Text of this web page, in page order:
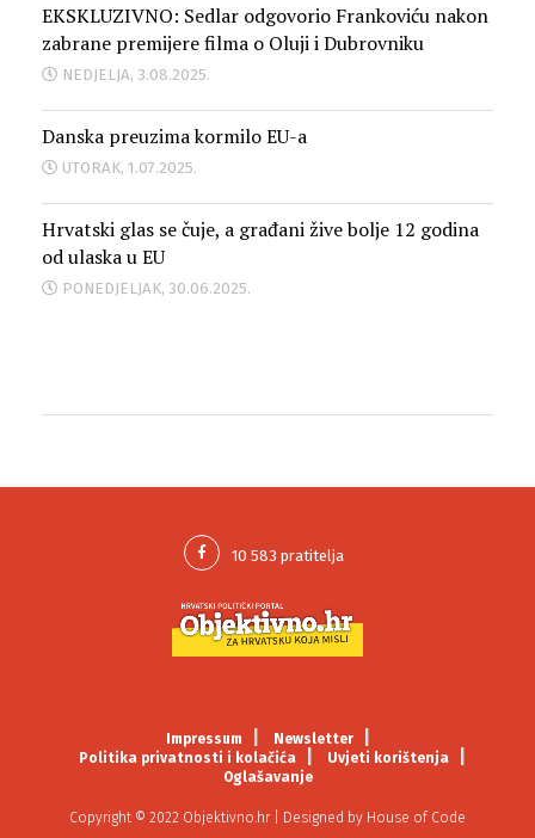
EKSKLUZIVNO: Sedlar odgovorio Frankoviću nakon
zabrane premijere filma o Oluji i Dubrovniku
NEDJELJA, 3.08.2025.
Danska preuzima kormilo EU-a
UTORAK, 1.07.2025.
Hrvatski glas se čuje, a građani žive bolje 12 godina
od ulaska u EU
PONEDJELJAK, 30.06.2025.
Impressum
Newsletter
Politika privatnosti i kolačića
Uvjeti korištenja
Oglašavanje
Copyright © 2022 Objektivno.hr | Designed by House of Code